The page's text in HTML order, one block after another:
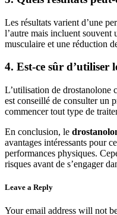
Les résultats varient d’une
l’autre mais incluent souvent
musculaire et une réduction
4. Est-ce sûr d’utiliser
L’utilisation de drostanolone
est conseillé de consulter un
commencer tout type de
En conclusion, le
avantages intéressants pour
performances physiques.
risques avant de s’engager
Leave a Reply
Your email address will not